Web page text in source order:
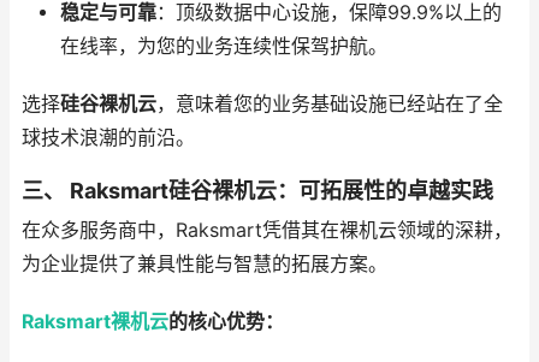
稳定与可靠：顶级数据中心设施，保障99.9%以上的
在线率，为您的业务连续性保驾护航。
选择硅谷裸机云，意味着您的业务基础设施已经站在了全
球技术浪潮的前沿。
三、 Raksmart硅谷裸机云：可拓展性的卓越实践
在众多服务商中，Raksmart凭借其在裸机云领域的深耕，
为企业提供了兼具性能与智慧的拓展方案。
Raksmart裸机云的核心优势：